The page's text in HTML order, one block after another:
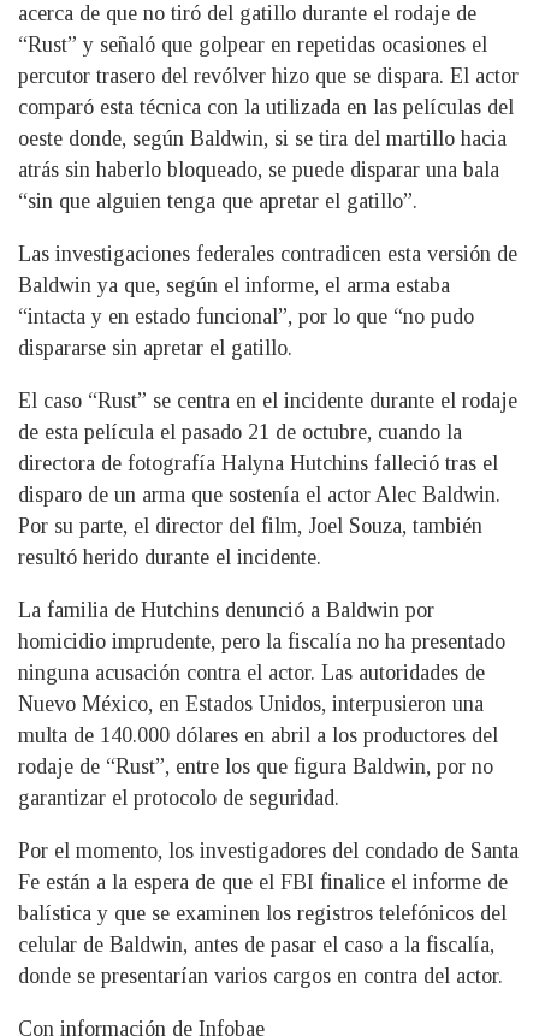
acerca de que no tiró del gatillo durante el rodaje de
“Rust” y señaló que golpear en repetidas ocasiones el
percutor trasero del revólver hizo que se dispara. El actor
comparó esta técnica con la utilizada en las películas del
oeste donde, según Baldwin, si se tira del martillo hacia
atrás sin haberlo bloqueado, se puede disparar una bala
“sin que alguien tenga que apretar el gatillo”.
Las investigaciones federales contradicen esta versión de
Baldwin ya que, según el informe, el arma estaba
“intacta y en estado funcional”, por lo que “no pudo
dispararse sin apretar el gatillo.
El caso “Rust” se centra en el incidente durante el rodaje
de esta película el pasado 21 de octubre, cuando la
directora de fotografía Halyna Hutchins falleció tras el
disparo de un arma que sostenía el actor Alec Baldwin.
Por su parte, el director del film, Joel Souza, también
resultó herido durante el incidente.
La familia de Hutchins denunció a Baldwin por
homicidio imprudente, pero la fiscalía no ha presentado
ninguna acusación contra el actor. Las autoridades de
Nuevo México, en Estados Unidos, interpusieron una
multa de 140.000 dólares en abril a los productores del
rodaje de “Rust”, entre los que figura Baldwin, por no
garantizar el protocolo de seguridad.
Por el momento, los investigadores del condado de Santa
Fe están a la espera de que el FBI finalice el informe de
balística y que se examinen los registros telefónicos del
celular de Baldwin, antes de pasar el caso a la fiscalía,
donde se presentarían varios cargos en contra del actor.
Con información de Infobae